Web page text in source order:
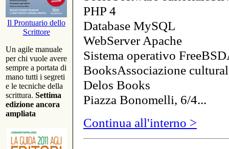
Il Prontuario dello
Scrittore
Un agile manuale
per chi vuole avere
sempre a portata di
mano tutti i segreti
e le tecniche della
scrittura. Settima
edizione ancora
ampliata
PHP 4
Database MySQL
WebServer Apache
Sistema operativo
BooksAssociazione
Delos Books
Piazza Bonomelli, 6/4...
Continua all'interno >